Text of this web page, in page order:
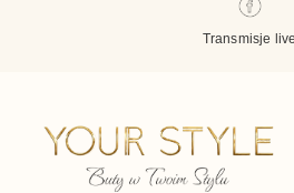
Transmisje live